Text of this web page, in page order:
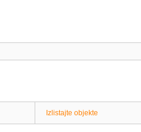
Izlistajte objekte